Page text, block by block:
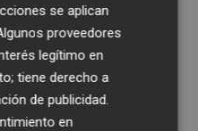
"Su
del sector del
un agravante.
así", ha
se aplican
proveedores
legítimo en
tiene derecho a
de publicidad
en